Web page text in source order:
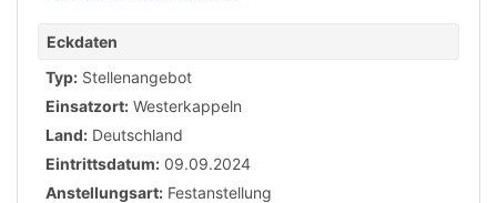
Eckdaten
Typ: Stellenangebot
Einsatzort: Westerkappeln
Land: Deutschland
Eintrittsdatum: 09.09.2024
Anstellungsart: Festanstellung